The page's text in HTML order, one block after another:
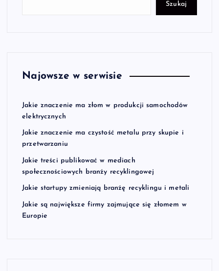
Szukaj
Najowsze w serwisie
Jakie znaczenie ma złom w produkcji samochodów
elektrycznych
Jakie znaczenie ma czystość metalu przy skupie i
przetwarzaniu
Jakie treści publikować w mediach
społecznościowych branży recyklingowej
Jakie startupy zmieniają branżę recyklingu i metali
Jakie są największe firmy zajmujące się złomem w
Europie